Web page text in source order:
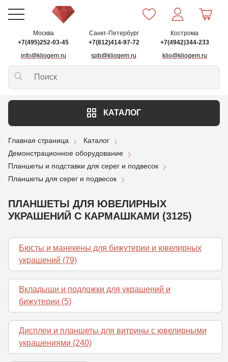
Москва
+7(495)252-03-45
info@kliogem.ru
Санкт-Петербург
+7(812)414-97-72
spb@kliogem.ru
Кострома
+7(4942)344-233
klio@kliogem.ru
КАТАЛОГ
Главная страница
Каталог
Демонстрационное оборудование
Планшеты и подставки для серег и подвесок
Планшеты для серег и подвесок
ПЛАНШЕТЫ ДЛЯ ЮВЕЛИРНЫХ
УКРАШЕНИЙ С КАРМАШКАМИ (3125)
Бюсты и манекены для бижутерии и ювелирных
украшений (79)
Вкладыши и подложки для украшений и
бижутерии (5)
Дисплеи и планшеты для витрины с ювелирными
украшениями (240)